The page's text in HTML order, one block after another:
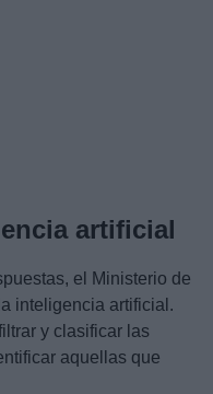
artificial
el Ministerio de
inteligencia artificial.
y clasificar las
aquellas que